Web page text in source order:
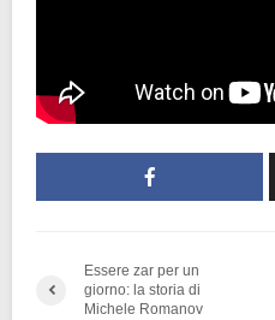
Essere zar per un
giorno: la storia di
Michele Romanov